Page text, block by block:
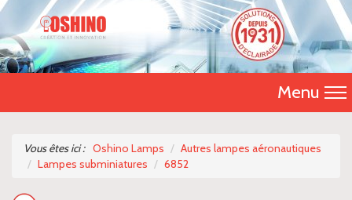
Menu
Présentation
Vous êtes ici : Oshino Lamps
Autres lampes aéronautiques
Lampes subminiatures
6852